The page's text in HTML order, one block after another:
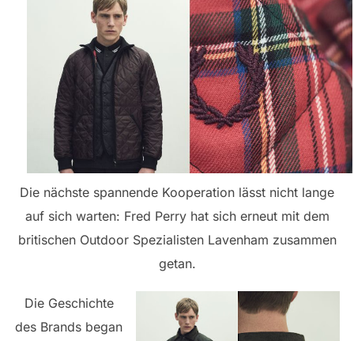
Die nächste spannende Kooperation lässt nicht lange
auf sich warten: Fred Perry hat sich erneut mit dem
britischen Outdoor Spezialisten Lavenham zusammen
getan.
Die Geschichte
des Brands began